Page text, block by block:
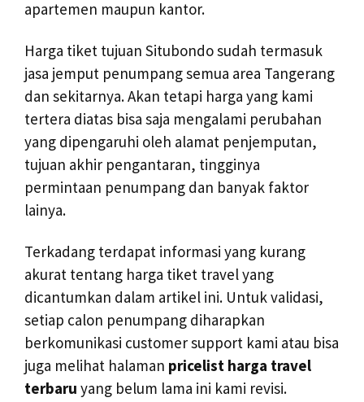
apartemen maupun kantor.
Harga tiket tujuan Situbondo sudah termasuk
jasa jemput penumpang semua area Tangerang
dan sekitarnya. Akan tetapi harga yang kami
tertera diatas bisa saja mengalami perubahan
yang dipengaruhi oleh alamat penjemputan,
tujuan akhir pengantaran, tingginya
permintaan penumpang dan banyak faktor
lainya.
Terkadang terdapat informasi yang kurang
akurat tentang harga tiket travel yang
dicantumkan dalam artikel ini. Untuk validasi,
setiap calon penumpang diharapkan
berkomunikasi customer support kami atau bisa
juga melihat halaman pricelist harga travel
terbaru yang belum lama ini kami revisi.